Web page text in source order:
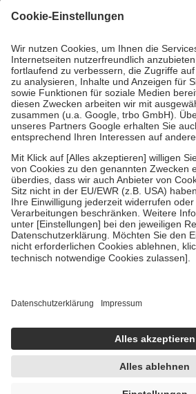
Kosten dafür, der Versicherte trägt einen
Grundsätzlich leisten Mitglieder
Prozent des Abgabepreises,mindestens
höchstens zehn Euro.Es sind jedoch nie
Kosten der Leistung zu entrichten.
Diese Regeln gelten grundsätzlich auch für
Bei Heilmitteln und häuslicher
Zuzahlung zehn Prozent der Kosten sowie
Um das Engagement der Versicherten für
stärken und die besondere Stellung der
fallenkeine Zuzahlungen an bei:
• Kindern und Jugendlichen bis zum
mit Ausnahme der Fahrkosten
• Untersuchungen zur Vorsorge und
GKV getragen werden
• empfohlenen Schutzimpfungen
Wir nutzen Trusted Shops als
getroffen, um sicherzustellen, dass es sich
handelt. Mehr Informationen findest du
https://help.etrusted.com/hc/de/articles/
Einige Bilder und Inhalte wurden unter